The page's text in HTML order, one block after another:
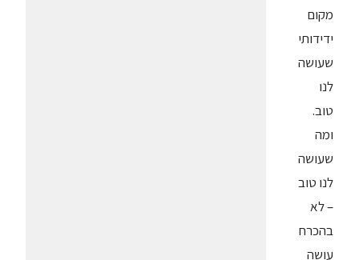
מקום
ידידותי
שעושה
לנו
טוב.
ומה
שעושה
לנו טוב
– לא
בהכרח
עושה